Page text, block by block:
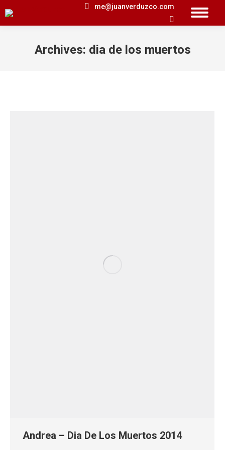
me@juanverduzco.com
Search:
Archives: dia de los muertos
Andrea – Dia De Los Muertos 2014